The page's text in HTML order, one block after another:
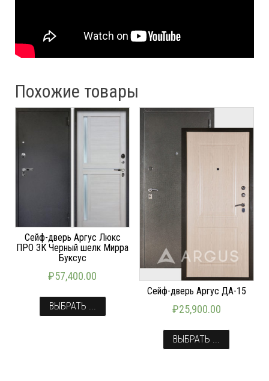
Похожие товары
Сейф-дверь Аргус Люкс
ПРО 3К Черный шелк Мирра
Буксус
₽57,400.00
ВЫБРАТЬ ...
Сейф-дверь Аргус ДА-15
₽25,900.00
ВЫБРАТЬ ...